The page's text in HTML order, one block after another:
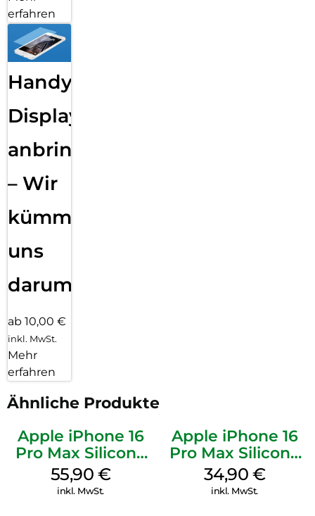
erfahren
Handy
Displayfolie
anbringen
– Wir
kümmern
uns
darum!
ab 10,00 €
inkl. MwSt.
Mehr
erfahren
Ähnliche Produkte
Apple iPhone 16
Pro Max Silicone
Case MagSafe
Stone Gray
55,90 €
inkl. MwSt.
Apple iPhone 16
Pro Max Silicone
Case MagSafe
Denim
34,90 €
inkl. MwSt.